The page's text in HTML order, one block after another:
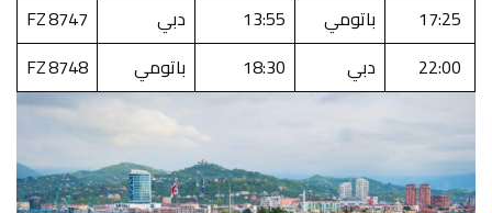
باتومي 13:55 دبي
FZ 8747
دبي 18:30 باتومي FZ 8748